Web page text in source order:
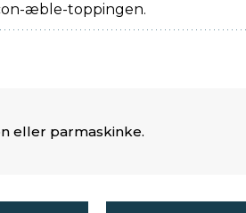
æble-toppingen.
eller parmaskinke.